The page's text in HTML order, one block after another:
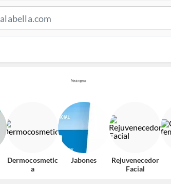
Bar
Dermocosmetic
a
Jabones
Rejuvenecedor
Facial